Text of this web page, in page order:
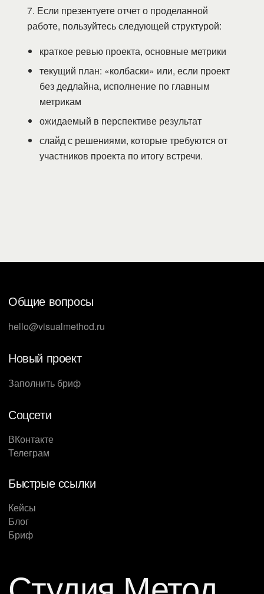
7. Если презентуете отчет о проделанной
работе, пользуйтесь следующей структурой:
краткое ревью проекта, основные метрики
текущий план: «колбаски» или, если проект
без дедлайна, исполнение по главным
метрикам
ожидаемый в перспективе результат
слайд с решениями, которые требуются от
участников проекта по итогу встречи.
Общие вопросы
hello@visualmethod.ru
Новый проект
Заполнить бриф
Соцсети
ВКонтакте
Телеграм
Быстрые ссылки
Кейсы
Блог
Бриф